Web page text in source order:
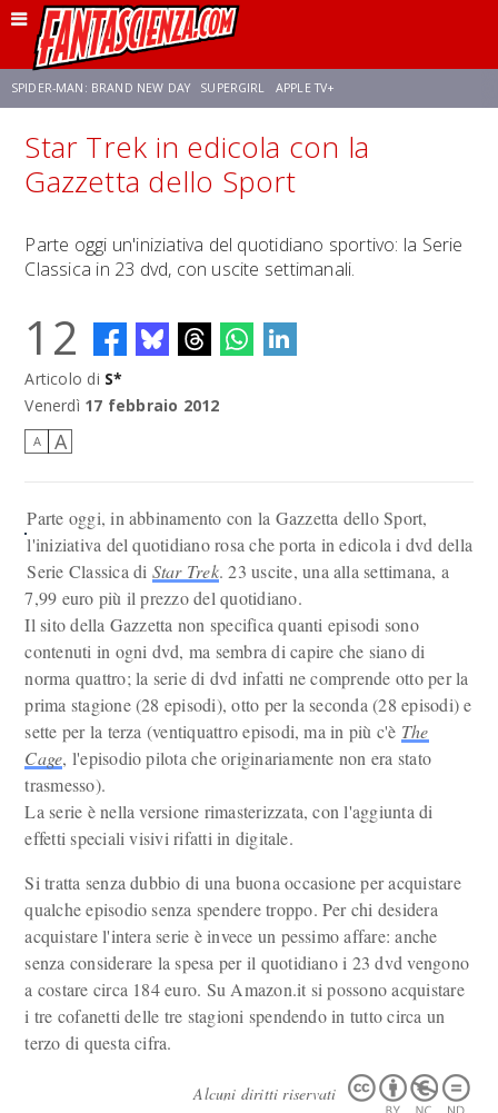
SPIDER-MAN: BRAND NEW DAY SUPERGIRL APPLE TV+
FRANCO RICCIARDIELLO ZENDAYA STAR TREK AVENGERS: DOOMSDAY
Star Trek in edicola con la
Gazzetta dello Sport
Parte oggi un'iniziativa del quotidiano sportivo: la Serie
Classica in 23 dvd, con uscite settimanali.
12
Articolo di S*
Venerdì 17 febbraio 2012
A A
Parte oggi, in abbinamento con la Gazzetta dello Sport,
l'iniziativa del quotidiano rosa che porta in edicola i dvd della
Serie Classica di Star Trek. 23 uscite, una alla settimana, a
7,99 euro più il prezzo del quotidiano.
Il sito della Gazzetta non specifica quanti episodi sono
contenuti in ogni dvd, ma sembra di capire che siano di
norma quattro; la serie di dvd infatti ne comprende otto per la
prima stagione (28 episodi), otto per la seconda (28 episodi) e
sette per la terza (ventiquattro episodi, ma in più c'è The
Cage, l'episodio pilota che originariamente non era stato
trasmesso).
La serie è nella versione rimasterizzata, con l'aggiunta di
effetti speciali visivi rifatti in digitale.
Si tratta senza dubbio di una buona occasione per acquistare
qualche episodio senza spendere troppo. Per chi desidera
acquistare l'intera serie è invece un pessimo affare: anche
senza considerare la spesa per il quotidiano i 23 dvd vengono
a costare circa 184 euro. Su Amazon.it si possono acquistare
i tre cofanetti delle tre stagioni spendendo in tutto circa un
terzo di questa cifra.
Alcuni diritti riservati